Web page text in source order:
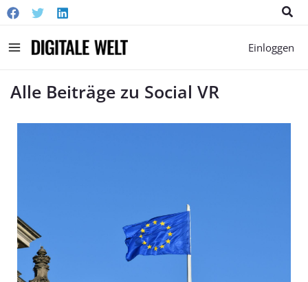
Main
Einloggen
Alle Beiträge zu Social VR